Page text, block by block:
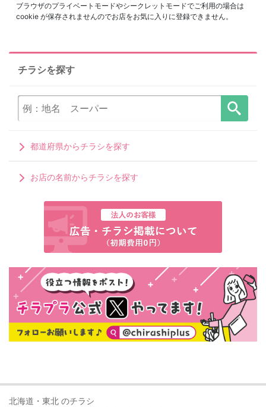
ブラウザのプライベートモードやシークレットモードでご利用の場合は
cookie が保存されませんのでお店をお気に入りに登録できません。
チラシを探す
都道府県からチラシを探す
お店の名前からチラシを探す
北海道・東北 のチラシ